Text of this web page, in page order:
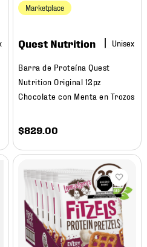
Marketplace
Quest Nutrition
Barra de Proteína Quest
Nutrition Original 12pz
Chocolate con Menta en Trozos
$829 .00